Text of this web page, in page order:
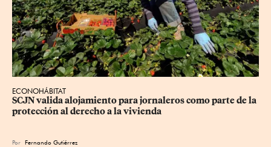
ECONOHÁBITAT
SCJN valida alojamiento para jornaleros como parte de la
protección al derecho a la vivienda
Por Fernando Gutiérrez